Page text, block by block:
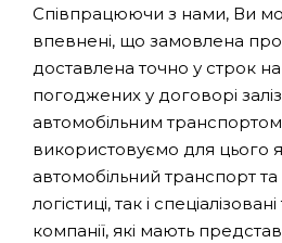
Співпрацюючи з нами, Ви
впевнені, що замовлена
доставлена точно у строк
погоджених у договорі
автомобільним
використовуємо для цього
автомобільний транспорт та
логістиці, так і
компанії, які мають